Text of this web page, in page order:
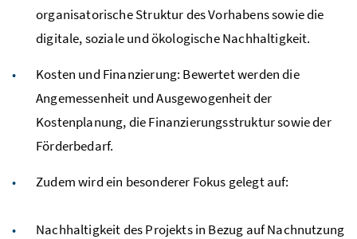
organisatorische Struktur des Vorhabens sowie die
digitale, soziale und ökologische Nachhaltigkeit.
Kosten und Finanzierung: Bewertet werden die
Angemessenheit und Ausgewogenheit der
Kostenplanung, die Finanzierungsstruktur sowie der
Förderbedarf.
Zudem wird ein besonderer Fokus gelegt auf:
Nachhaltigkeit des Projekts in Bezug auf Nachnutzung